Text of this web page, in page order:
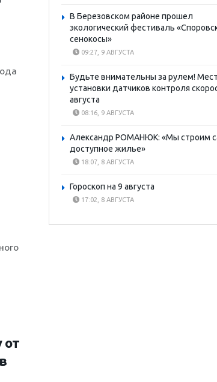
от
В Березовском районе прошел
экологический фестиваль
сенокосы»
09:27, 9 АВГУСТА
Будьте внимательны за рулем!
установки датчиков контроля
августа
08:16, 9 АВГУСТА
Александр РОМАНЮК: «Мы строим
доступное жилье»
18:07, 8 АВГУСТА
Гороскоп на 9 августа
17:02, 8 АВГУСТА